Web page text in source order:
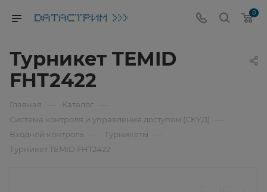
0
Турникет TEMID
FHT2422
Главная Каталог
Система контроля и управления доступом (СКУД)
Входной контроль Турникеты
Турникет TEMID FHT2422